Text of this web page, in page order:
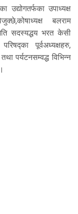
उद्योगतर्फका उपाध्यक्ष
बलराम
सदस्यद्धय भरत केसी
पूर्वअध्यक्षहरु,
पर्यटनसम्वद्ध विभिन्न